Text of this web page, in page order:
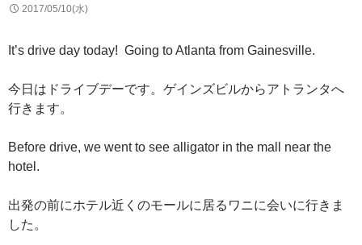
へ
キ
プ
2017/05/10(水)
It’s drive day today! Going to Atlanta from Gainesville.
今日はドライブデーです。ゲインズビルからアトランタへ
行きます。
Before drive, we went to see alligator in the mall near the
hotel.
出発の前にホテル近くのモールに居るワニに会いに行きま
した。